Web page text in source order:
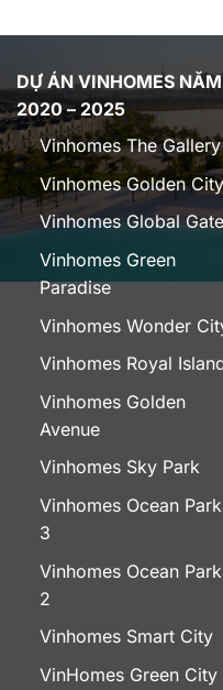
DỰ ÁN VINHOMES NĂM
2020 – 2025
Vinhomes The Gallery
Vinhomes Golden City
Vinhomes Global Gate
Vinhomes Green
Paradise
Vinhomes Wonder
Vinhomes Royal
Vinhomes Golden
Avenue
Vinhomes Sky Park
Vinhomes Ocean Park
3
Vinhomes Ocean Park
2
Vinhomes Smart City
VinHomes Green City